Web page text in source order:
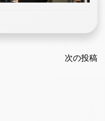
次の投稿